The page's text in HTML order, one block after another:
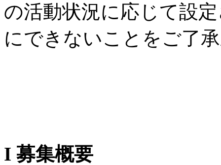
の活動状況に応じて設
にできないことをご了
I 募集概要